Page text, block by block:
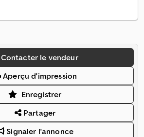
Contacter le vendeur
Aperçu d'impression
Enregistrer
Partager
Signaler l'annonce